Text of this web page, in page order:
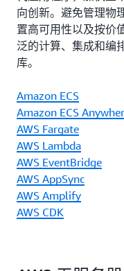
向创新。避免管理物
置高可用性以及按价
泛的计算、集成和编
库。
Amazon ECS
Amazon ECS
AWS Fargate
AWS Lambda
AWS EventBridge
AWS AppSync
AWS Amplify
AWS CDK